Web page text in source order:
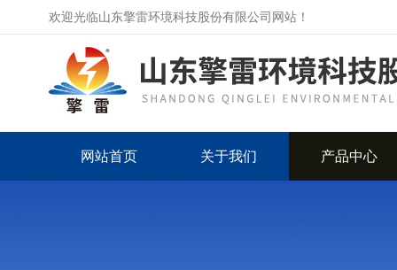
欢迎光临山东擎雷环境科技股份有限公司网站！
网站首页 关于我们 产品中心